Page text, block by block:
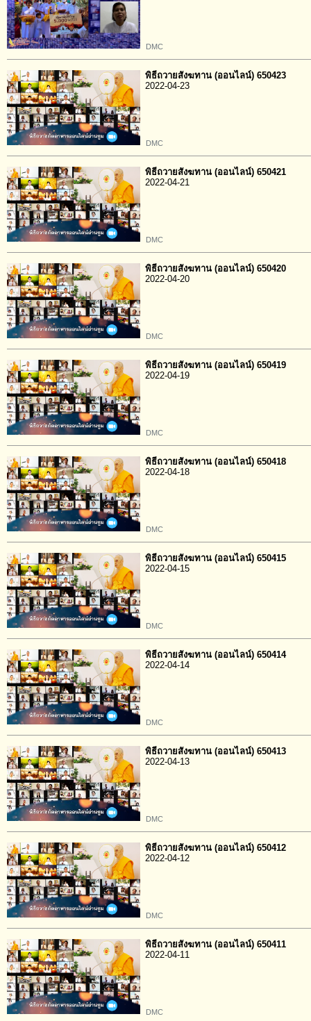
DMC
พิธีถวายสังฆทาน (ออนไลน์) 650423
2022-04-23
DMC
พิธีถวายสังฆทาน (ออนไลน์) 650421
2022-04-21
DMC
พิธีถวายสังฆทาน (ออนไลน์) 650420
2022-04-20
DMC
พิธีถวายสังฆทาน (ออนไลน์) 650419
2022-04-19
DMC
พิธีถวายสังฆทาน (ออนไลน์) 650418
2022-04-18
DMC
พิธีถวายสังฆทาน (ออนไลน์) 650415
2022-04-15
DMC
พิธีถวายสังฆทาน (ออนไลน์) 650414
2022-04-14
DMC
พิธีถวายสังฆทาน (ออนไลน์) 650413
2022-04-13
DMC
พิธีถวายสังฆทาน (ออนไลน์) 650412
2022-04-12
DMC
พิธีถวายสังฆทาน (ออนไลน์) 650411
2022-04-11
DMC